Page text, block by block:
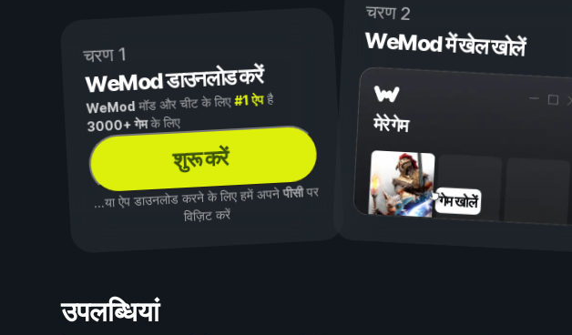
चरण 1
WeMod डाउनलोड करें
WeMod मॉड और चीट के लिए#1 ऐपहै
3000+ गेमके लिए
शुरू करें
...या ऐप डाउनलोड करने के लिए हमें अपनेपीसीपर
विज़िट करें
चरण 2
WeMod में खेल खोलें
मेरे गेम
गेम खोलें
उपलब्धियां